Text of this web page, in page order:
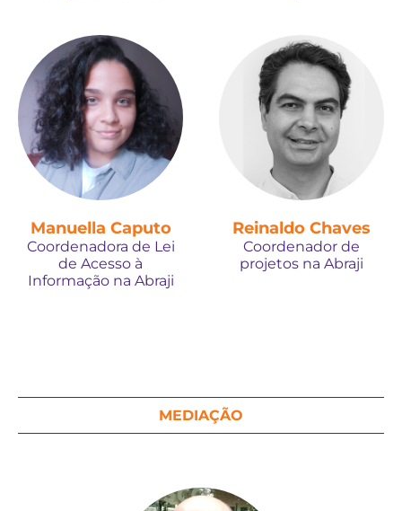
Manuella Caputo
Coordenadora de Lei
de Acesso à
Informação na Abraji
Reinaldo Chaves
Coordenador de
projetos na Abraji
MEDIAÇÃO